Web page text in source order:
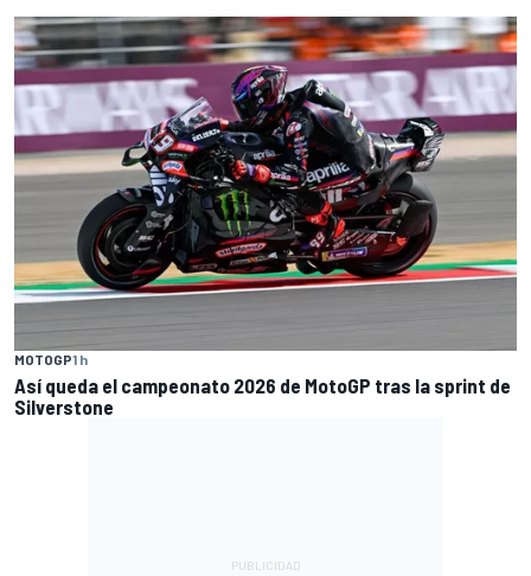
MOTOGP1 h
Así queda el campeonato 2026 de MotoGP tras la sprint de
Silverstone